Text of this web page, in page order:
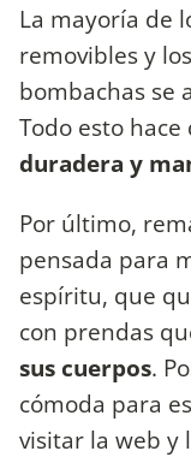
La mayoría de
removibles y
bombachas se
Todo esto hace
duradera y
Por último,
pensada para
espíritu, que
con prendas
sus cuerpos.
cómoda para
visitar la web y